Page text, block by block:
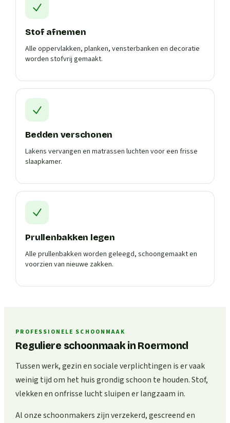
Stof afnemen
Alle oppervlakken, planken, vensterbanken en decoratie
worden stofvrij gemaakt.
Bedden verschonen
Lakens vervangen en matrassen luchten voor een frisse
slaapkamer.
Prullenbakken legen
Alle prullenbakken worden geleegd, schoongemaakt en
voorzien van nieuwe zakken.
PROFESSIONELE SCHOONMAAK
Reguliere schoonmaak in Roermond
Tussen werk, gezin en sociale verplichtingen is er vaak
weinig tijd om het huis grondig schoon te houden. Stof,
vlekken en onfrisse lucht sluipen er langzaam in.
Al onze schoonmakers zijn verzekerd, gescreend en